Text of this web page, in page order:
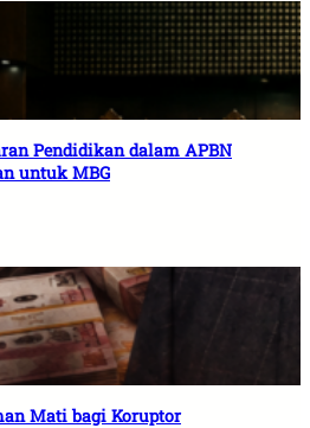
Pendidikan dalam APBN
untuk MBG
Mati bagi Koruptor